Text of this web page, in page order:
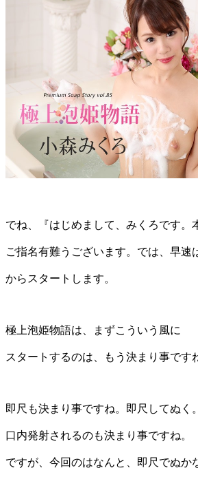
でね、『はじめまして、みくろです。
ご指名有難うございます。では、早速
からスタートします。
極上泡姫物語は、まずこういう風に
スタートするのは、もう決まり事です
即尺も決まり事ですね。即尺してぬく。
口内発射されるのも決まり事ですね。
ですが、今回のはなんと、即尺でぬか